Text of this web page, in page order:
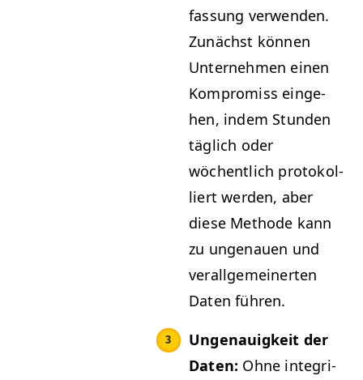
fas­sung ver­wen­den.
Zunächst kön­nen
Unternehmen einen
Kom­pro­miss einge­
hen, indem Stun­den
täglich oder
wöchentlich pro­tokol­
liert wer­den, aber
diese Meth­ode kann
zu unge­nauen und
ver­all­ge­mein­erten
Dat­en führen.
Unge­nauigkeit der
Dat­en: Ohne inte­gri­